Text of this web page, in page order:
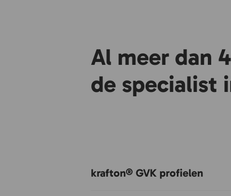
Al meer dan
de specialist
krafton® GVK profielen